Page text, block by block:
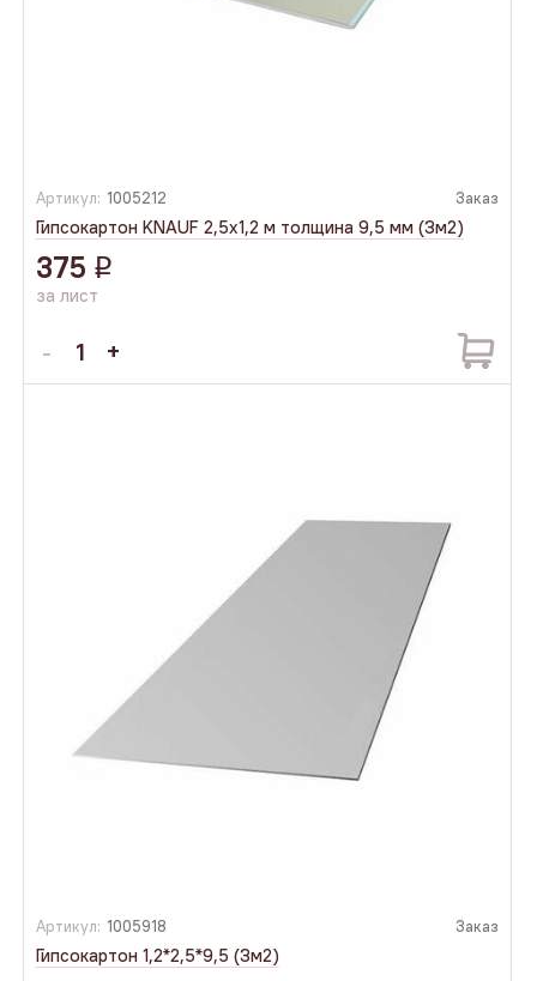
Артикул: 1005212 Заказ
Гипсокартон KNAUF 2,5х1,2 м толщина 9,5 мм (3м2)
375 q
за лист
Артикул: 1005918 Заказ
Гипсокартон 1,2*2,5*9,5 (3м2)